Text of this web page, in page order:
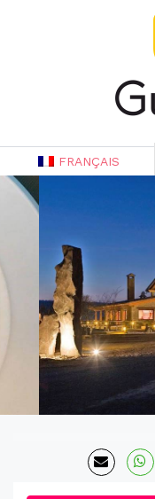
FRANÇAIS